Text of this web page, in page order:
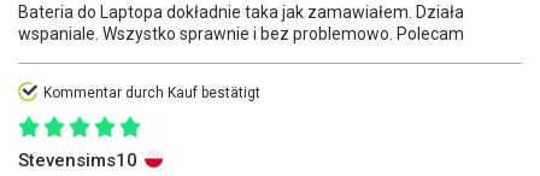
Bateria do Laptopa dokładnie taka jak zamawiałem. Działa
wspaniale. Wszystko sprawnie i bez problemowo. Polecam
Kommentar durch Kauf bestätigt
Stevensims10